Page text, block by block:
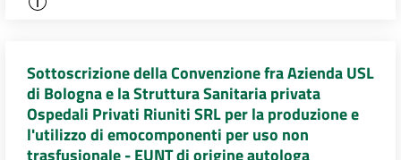
Sottoscrizione della Convenzione fra Azienda USL
di Bologna e la Struttura Sanitaria privata
Ospedali Privati Riuniti SRL per la produzione e
l'utilizzo di emocomponenti per uso non
trasfusionale - EUNT di origine autologa